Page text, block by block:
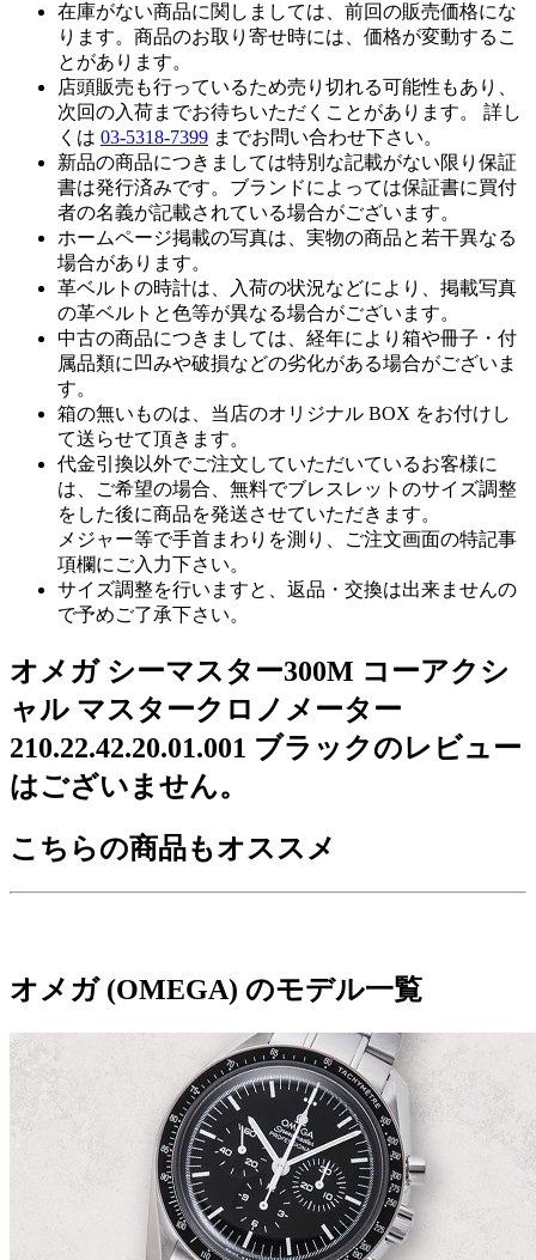
在庫がない商品に関しましては、前回の販売価格にな
ります。商品のお取り寄せ時には、価格が変動するこ
とがあります。
店頭販売も行っているため売り切れる可能性もあり、
次回の入荷までお待ちいただくことがあります。 詳し
くは 03-5318-7399 までお問い合わせ下さい。
新品の商品につきましては特別な記載がない限り保証
書は発行済みです。ブランドによっては保証書に買付
者の名義が記載されている場合がございます。
ホームページ掲載の写真は、実物の商品と若干異なる
場合があります。
革ベルトの時計は、入荷の状況などにより、掲載写真
の革ベルトと色等が異なる場合がございます。
中古の商品につきましては、経年により箱や冊子・付
属品類に凹みや破損などの劣化がある場合がございま
す。
箱の無いものは、当店のオリジナル BOX をお付けし
て送らせて頂きます。
代金引換以外でご注文していただいているお客様に
は、ご希望の場合、無料でブレスレットのサイズ調整
をした後に商品を発送させていただきます。
メジャー等で手首まわりを測り、ご注文画面の特記事
項欄にご入力下さい。
サイズ調整を行いますと、返品・交換は出来ませんの
で予めご了承下さい。
オメガ シーマスター300M コーアクシ
ャル マスタークロノメーター
210.22.42.20.01.001 ブラックのレビュー
はございません。
こちらの商品もオススメ
オメガ (OMEGA) のモデル一覧